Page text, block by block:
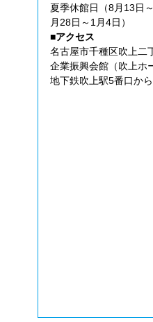
夏季休館日（8月13日
月28日～1月4日）
■アクセス
名古屋市千種区吹上二
企業振興会館（吹上ホ
地下鉄吹上駅5番口か